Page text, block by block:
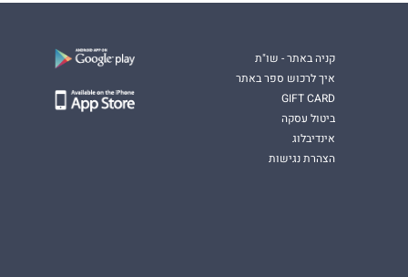
קניה באתר - שו"ת
איך לרכוש ספר באתר
GIFT CARD
ביטול עסקה
אינדיבלוג
הצהרת נגישות